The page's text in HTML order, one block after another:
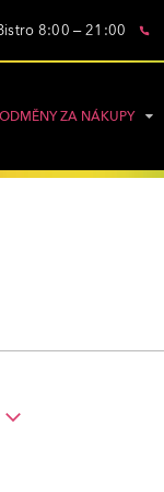
8:00 – 21:00
ODMĚNY ZA NÁKUPY